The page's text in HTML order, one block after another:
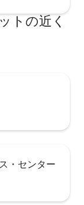
トの近く
・センター